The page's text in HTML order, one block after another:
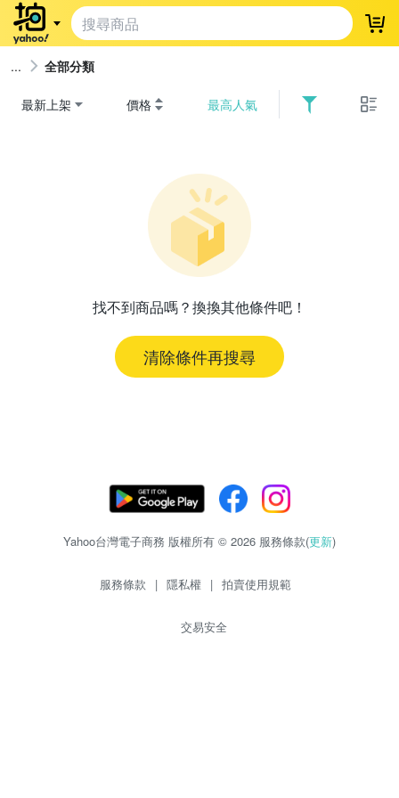
登
全部分類
最新上架 價格 最高人氣
找不到商品嗎？換換其他條件吧！
清除條件再搜尋
Yahoo台灣電子商務 版權所有 © 2026 服務條款(更新)
服務條款 | 隱私權 | 拍賣使用規範
交易安全